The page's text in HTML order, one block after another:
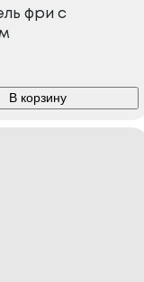
фри с
В корзину